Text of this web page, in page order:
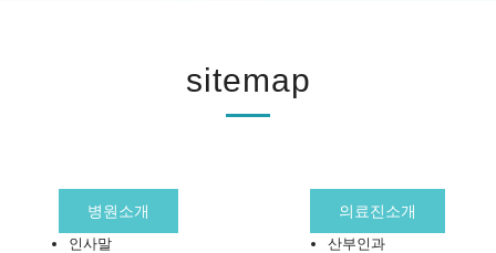
sitemap
병원소개
인사말
의료진소개
산부인과